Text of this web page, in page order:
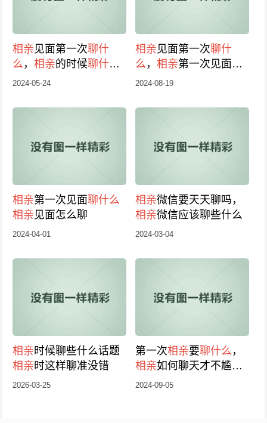
相亲 见面第一次聊什
么 ， 相亲的时候聊什么
会比较好
2024-05-24
相亲 见面第一次聊什
么 ， 相亲第一次见面聊
什么能快速了解对方
2024-08-19
相亲第一次见面聊什么
相亲 见面怎么聊
2024-04-01
相亲微信要天天聊吗，
相亲微信应该聊些什么
2024-03-04
相亲时候聊些什么话题
相亲时这样聊准没错
2026-03-25
第一次相亲要聊什么 ，
相亲如何聊天才不尴
尬？
2024-09-05